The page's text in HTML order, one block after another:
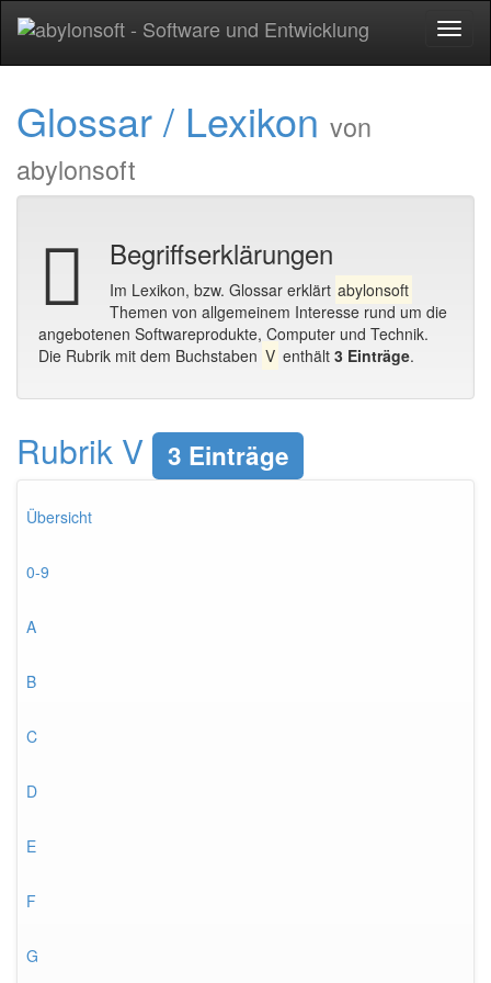
Glossar / Lexikon von
abylonsoft
Begriffserklärungen
Im Lexikon, bzw. Glossar erklärt abylonsoft
Themen von allgemeinem Interesse rund um die
angebotenen Softwareprodukte, Computer und Technik.
Die Rubrik mit dem Buchstaben V enthält 3 Einträge.
Rubrik V 3 Einträge
Übersicht
0-9
A
B
C
D
E
F
G